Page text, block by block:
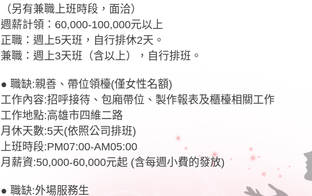
（另有兼職上班時段，面洽）
週薪計領：60,000-100,000元以上
正職：週上5天班，自行排休2天。
兼職：週上3天班（含以上），自行排班。
● 職缺:親善、帶位領檯(僅女性名額)
工作內容:招呼接待、包廂帶位、製作報表及櫃檯相關工作
工作地點:高雄市四維二路
月休天數:5天(依照公司排班)
上班時段:PM07:00-AM05:00
月薪資:50,000-60,000元起 (含每週小費的發放)
● 職缺:外場服務生